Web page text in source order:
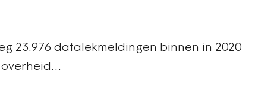
23.976 datalekmeldingen binnen in 2020
overheid…